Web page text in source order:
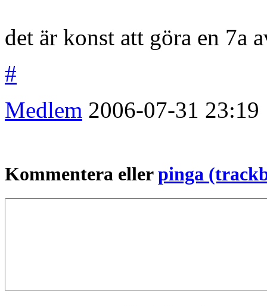
det är konst att göra en 7a
#
Medlem 2006-07-31 23:19
Kommentera ellerpinga